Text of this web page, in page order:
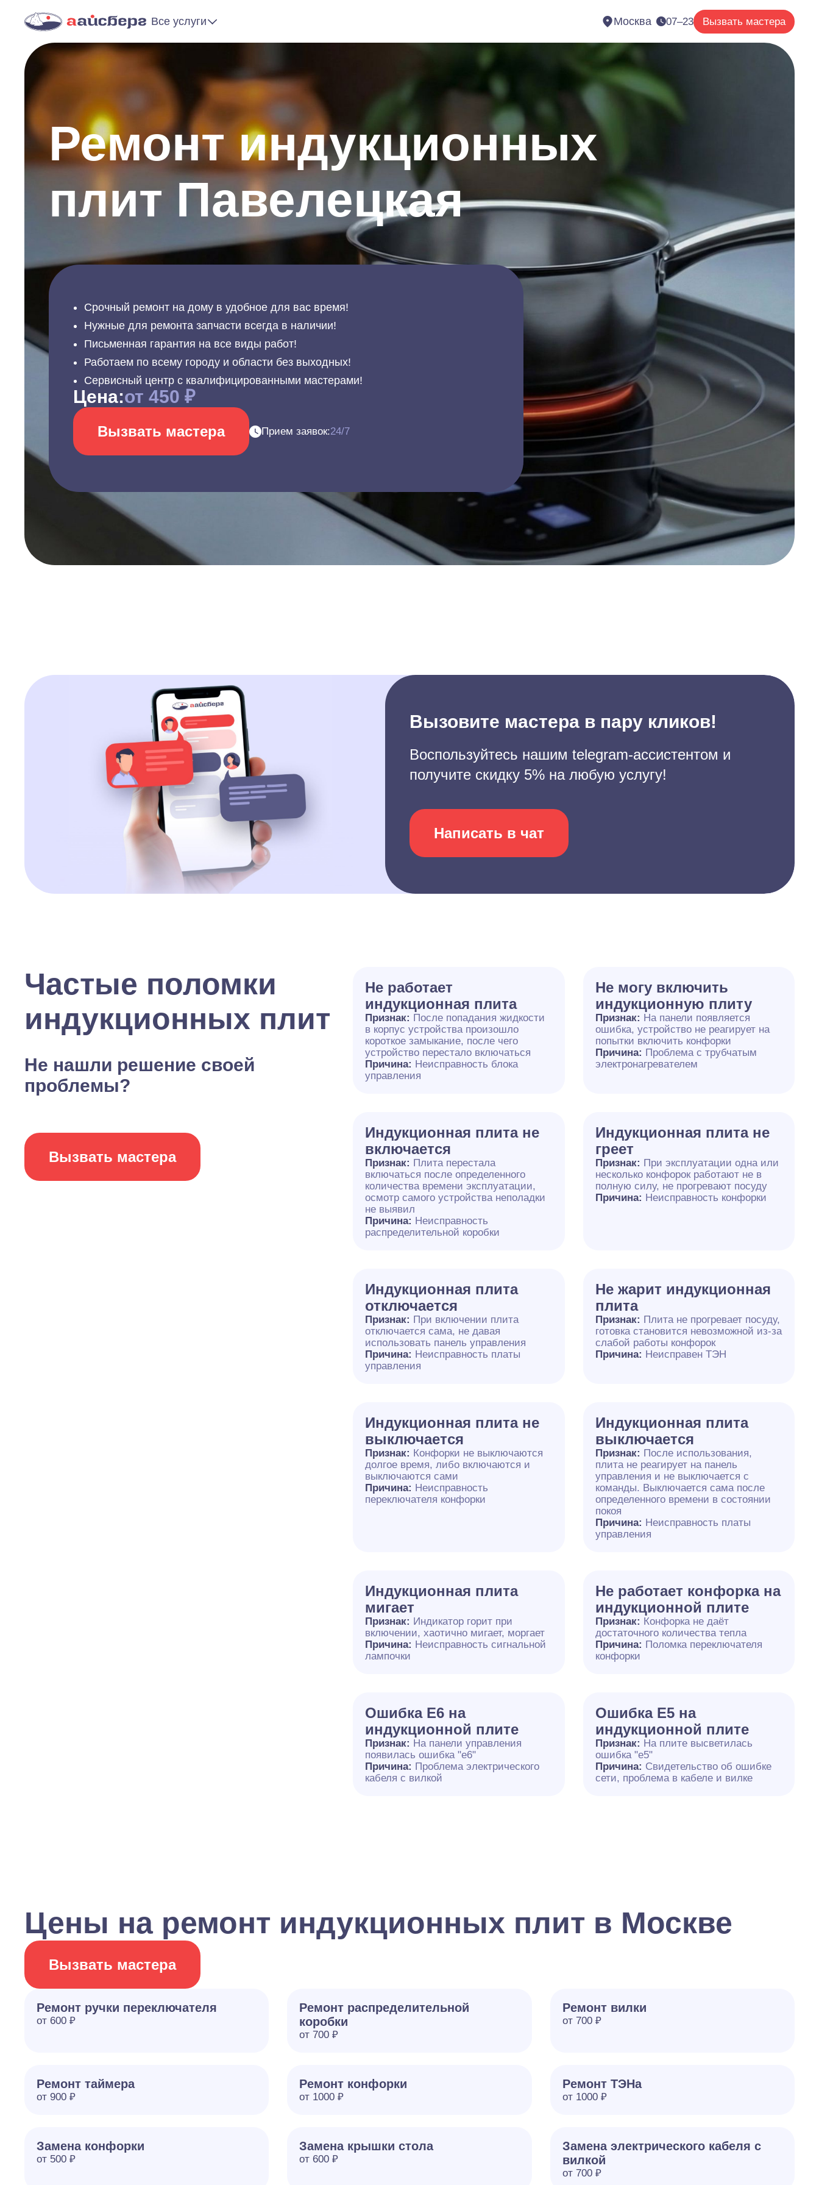
Все услуги Москва 07–23 Вызвать мастера
Ремонт индукционных
плит Павелецкая
Срочный ремонт на дому в удобное для вас время!
Нужные для ремонта запчасти всегда в наличии!
Письменная гарантия на все виды работ!
Работаем по всему городу и области без выходных!
Сервисный центр с квалифицированными мастерами!
Цена:от 450 ₽
Вызвать мастера Прием заявок:24/7
Вызовите мастера в пару кликов!
Воспользуйтесь нашим telegram-ассистентом и
получите скидку 5% на любую услугу!
Написать в чат
Частые поломки
индукционных плит
Не нашли решение своей
проблемы?
Вызвать мастера
Не работает
индукционная плита
Признак: После попадания жидкости
в корпус устройства произошло
короткое замыкание, после чего
устройство перестало включаться
Причина: Неисправность блока
управления
Не могу включить
индукционную плиту
Признак: На панели появляется
ошибка, устройство не реагирует на
попытки включить конфорки
Причина: Проблема с трубчатым
электронагревателем
Индукционная плита не
включается
Признак: Плита перестала
включаться после определенного
количества времени эксплуатации,
осмотр самого устройства неполадки
не выявил
Причина: Неисправность
распределительной коробки
Индукционная плита не
греет
Признак: При эксплуатации одна или
несколько конфорок работают не в
полную силу, не прогревают посуду
Причина: Неисправность конфорки
Индукционная плита
отключается
Признак: При включении плита
отключается сама, не давая
использовать панель управления
Причина: Неисправность платы
управления
Не жарит индукционная
плита
Признак: Плита не прогревает посуду,
готовка становится невозможной из-за
слабой работы конфорок
Причина: Неисправен ТЭН
Индукционная плита не
выключается
Признак: Конфорки не выключаются
долгое время, либо включаются и
выключаются сами
Причина: Неисправность
переключателя конфорки
Индукционная плита
выключается
Признак: После использования,
плита не реагирует на панель
управления и не выключается с
команды. Выключается сама после
определенного времени в состоянии
покоя
Причина: Неисправность платы
управления
Индукционная плита
мигает
Признак: Индикатор горит при
включении, хаотично мигает, моргает
Причина: Неисправность сигнальной
лампочки
Не работает конфорка на
индукционной плите
Признак: Конфорка не даёт
достаточного количества тепла
Причина: Поломка переключателя
конфорки
Ошибка E6 на
индукционной плите
Признак: На панели управления
появилась ошибка "e6"
Причина: Проблема электрического
кабеля с вилкой
Ошибка Е5 на
индукционной плите
Признак: На плите высветилась
ошибка "е5"
Причина: Свидетельство об ошибке
сети, проблема в кабеле и вилке
Цены на ремонт индукционных плит в Москве
Вызвать мастера
Ремонт ручки переключателя
от 600 ₽
Ремонт распределительной
коробки
от 700 ₽
Ремонт вилки
от 700 ₽
Ремонт таймера
от 900 ₽
Ремонт конфорки
от 1000 ₽
Ремонт ТЭНа
от 1000 ₽
Замена конфорки
от 500 ₽
Замена крышки стола
от 600 ₽
Замена электрического кабеля с
вилкой
от 700 ₽